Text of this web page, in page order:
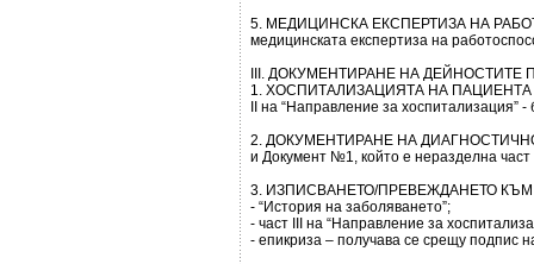
5. МЕДИЦИНСКА ЕКСПЕРТИЗА НА
медицинската експертиза на
ІІІ. ДОКУМЕНТИРАНЕ НА
1. ХОСПИТАЛИЗАЦИЯТА НА ПАЦИЕНТА се
ІІ на “Направление за
2. ДОКУМЕНТИРАНЕ НА ДИАГНОСТИЧНО
и Документ №1, който е неразделна
3. ИЗПИСВАНЕТО/ПРЕВЕЖДАНЕТО
- “История на заболяването”;
- част ІІІ на “Направление за
- епикриза – получава се срещу подпис